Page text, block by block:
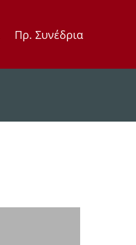
Πρ. Συνέδρια